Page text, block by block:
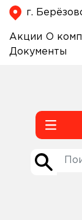
г.
Акции О
Документы